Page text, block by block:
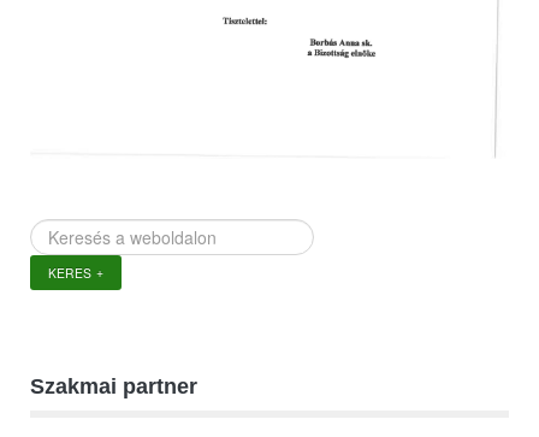
Keresés
a
weboldalon
KERES
Szakmai partner